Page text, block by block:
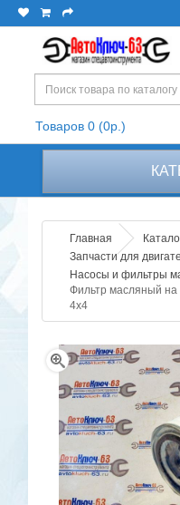
Товаров 0 (0р.)
Главная
Запчасти для
Насосы и фильтры
Фильтр масляный
4х4